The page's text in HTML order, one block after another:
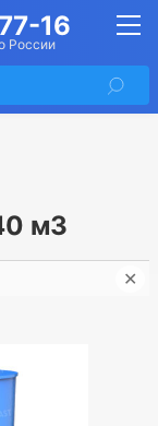
16
России
м3
✕